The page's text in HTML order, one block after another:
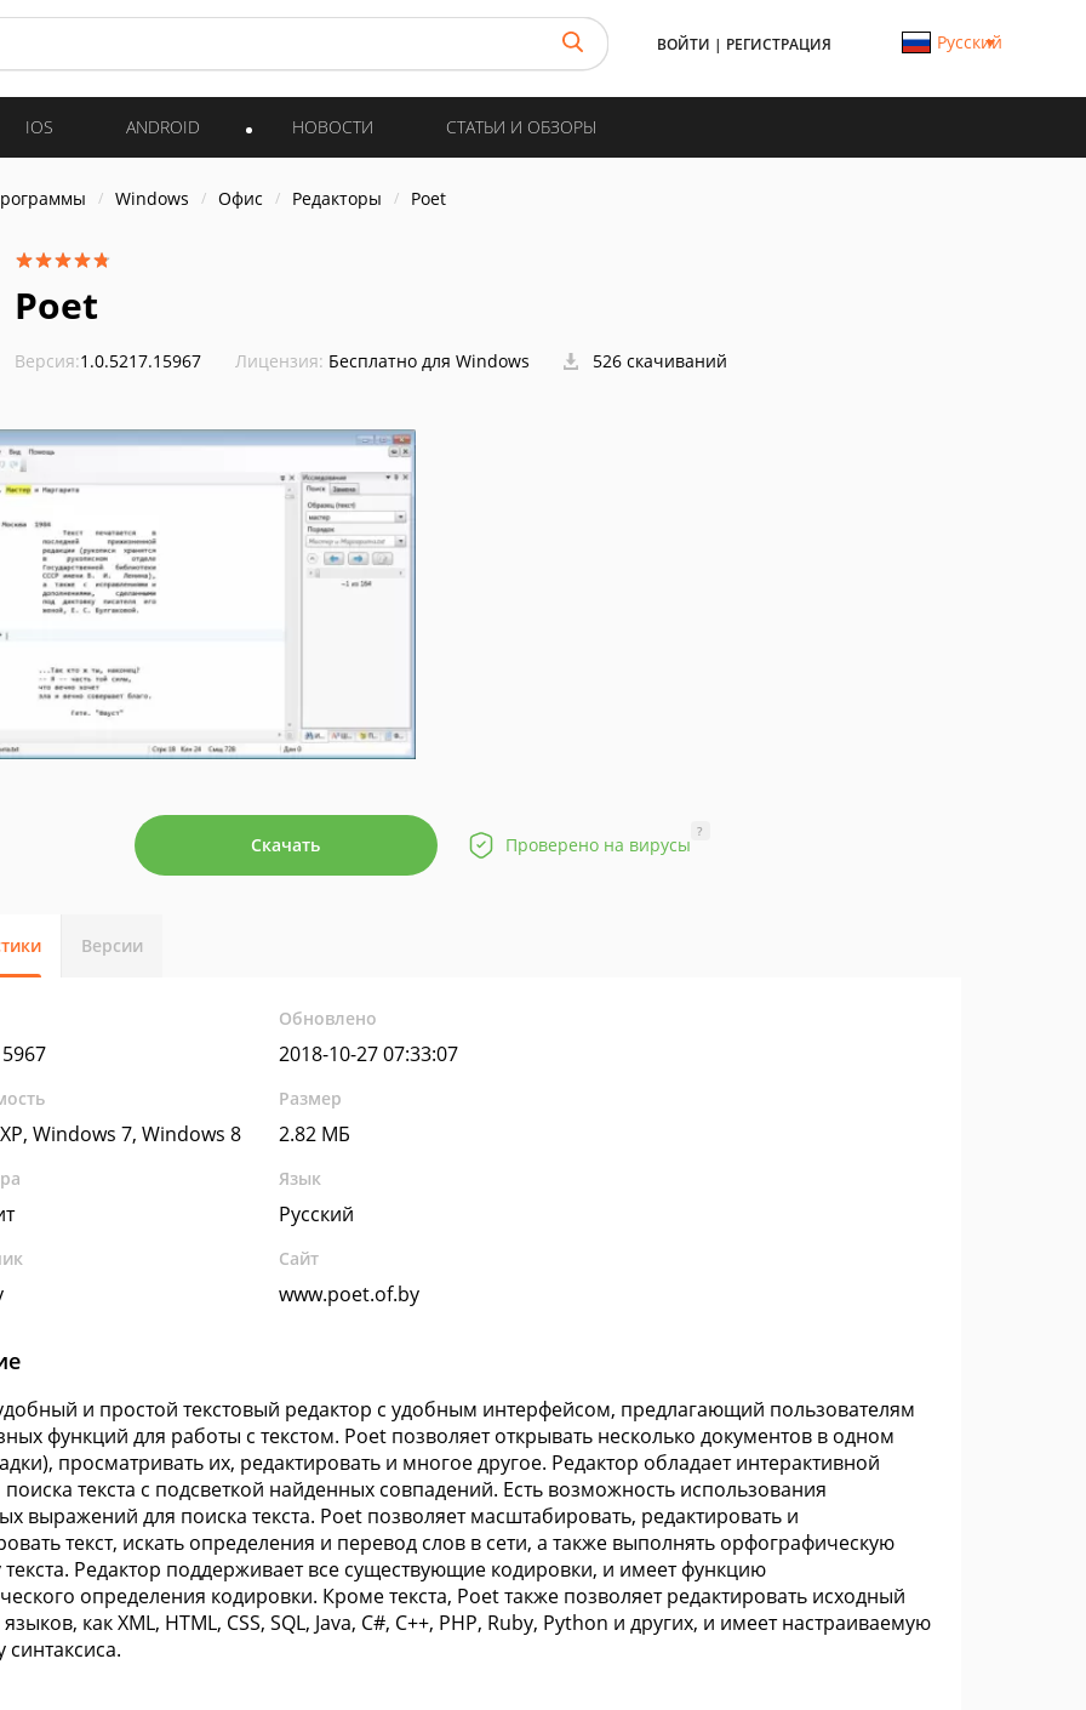
ВОЙТИ | РЕГИСТРАЦИЯ Русский
IOS ANDROID НОВОСТИ СТАТЬИ И ОБЗОРЫ
Windows Офис Редакторы Poet
Poet
Версия:1.0.5217.15967 Лицензия: Бесплатно для Windows 526 скачиваний
Скачать Проверено на вирусы
?
Версии
Обновлено
2018-10-27 07:33:07
Windows 7, Windows 8
Размер
2.82 МБ
Язык
Русский
Сайт
www.poet.of.by
и простой текстовый редактор с удобным интерфейсом, предлагающий пользователям
функций для работы с текстом. Poet позволяет открывать несколько документов в одном
просматривать их, редактировать и многое другое. Редактор обладает интерактивной
текста с подсветкой найденных совпадений. Есть возможность использования
выражений для поиска текста. Poet позволяет масштабировать, редактировать и
текст, искать определения и перевод слов в сети, а также выполнять орфографическую
Редактор поддерживает все существующие кодировки, и имеет функцию
определения кодировки. Кроме текста, Poet также позволяет редактировать исходный
языков, как XML, HTML, CSS, SQL, Java, C#, C++, PHP, Ruby, Python и других, и имеет настраиваемую
синтаксиса.